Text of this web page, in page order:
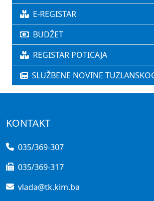
E-REGISTAR
BUDŽET
REGISTAR POTICAJA
SLUŽBENE NOVINE
KONTAKT
035/369-307
035/369-317
vlada@tk.kim.ba